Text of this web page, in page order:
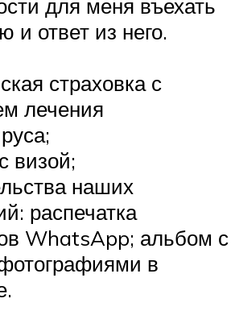
для меня въехать
и ответ из него.
страховка с
лечения
визой;
наших
распечатка
WhatsApp; альбом с
в